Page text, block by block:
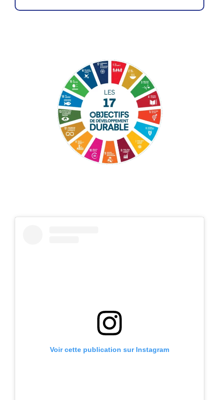
Voir cette publication sur Instagram